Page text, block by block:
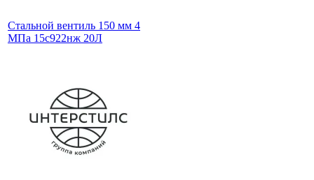
Стальной вентиль 150 мм 4
МПа 15с922нж 20Л